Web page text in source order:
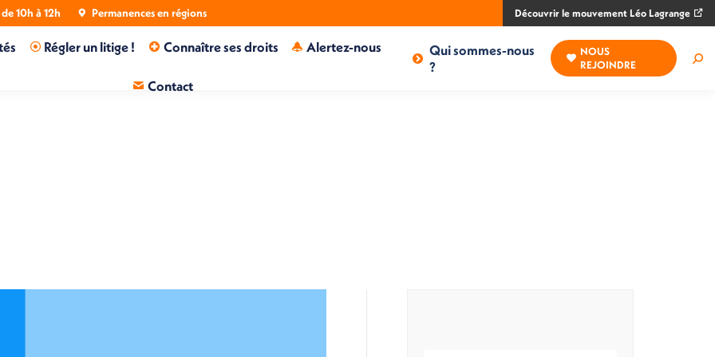
10h à 12h Permanences en régions Découvrir le mouvement Léo Lagrange
Régler un litige ! Connaître ses droits Alertez-nous
Contact
Qui sommes-nous
?
NOUS
REJOINDRE